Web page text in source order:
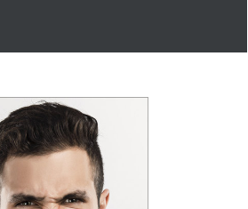
ציון 97 ציון 97
לחץ לצפייה
בהמלצה
Maor Cohen
בגרות 4 יחידות